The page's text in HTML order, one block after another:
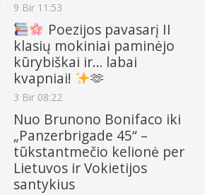
9 Bir 11:53
Poezijos pavasarį II
klasių mokiniai paminėjo
kūrybiškai ir… labai
kvapniai!
🫶
3 Bir 08:22
Nuo Brunono Bonifaco iki
„Panzerbrigade 45“ –
tūkstantmečio kelionė per
Lietuvos ir Vokietijos
santykius